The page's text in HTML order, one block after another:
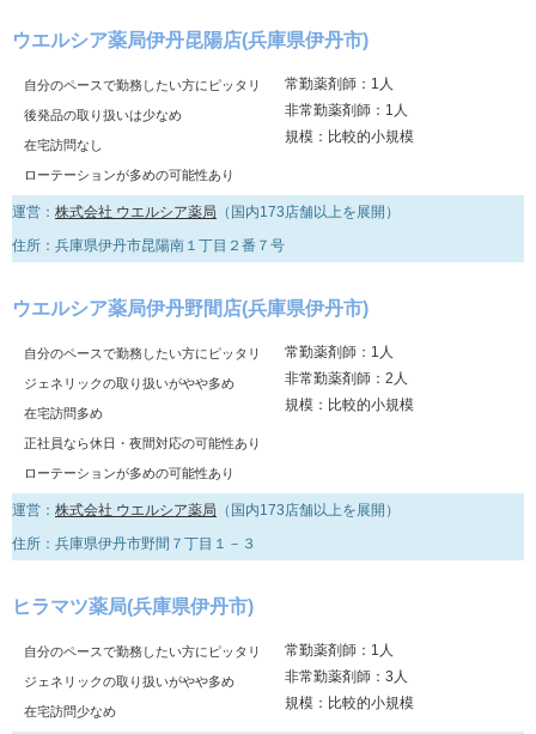
ウエルシア薬局伊丹昆陽店(兵庫県伊丹市)
自分のペースで勤務したい方にピッタリ
後発品の取り扱いは少なめ
在宅訪問なし
ローテーションが多めの可能性あり
常勤薬剤師：1人
非常勤薬剤師：1人
規模：比較的小規模
運営： 株式会社 ウエルシア薬局 （国内173店舗以上を展開）
住所：兵庫県伊丹市昆陽南１丁目２番７号
ウエルシア薬局伊丹野間店(兵庫県伊丹市)
自分のペースで勤務したい方にピッタリ
ジェネリックの取り扱いがやや多め
在宅訪問多め
正社員なら休日・夜間対応の可能性あり
ローテーションが多めの可能性あり
常勤薬剤師：1人
非常勤薬剤師：2人
規模：比較的小規模
運営： 株式会社 ウエルシア薬局 （国内173店舗以上を展開）
住所：兵庫県伊丹市野間７丁目１－３
ヒラマツ薬局(兵庫県伊丹市)
自分のペースで勤務したい方にピッタリ
ジェネリックの取り扱いがやや多め
在宅訪問少なめ
常勤薬剤師：1人
非常勤薬剤師：3人
規模：比較的小規模